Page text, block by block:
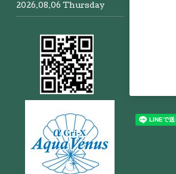
2026.08.06 Thursday